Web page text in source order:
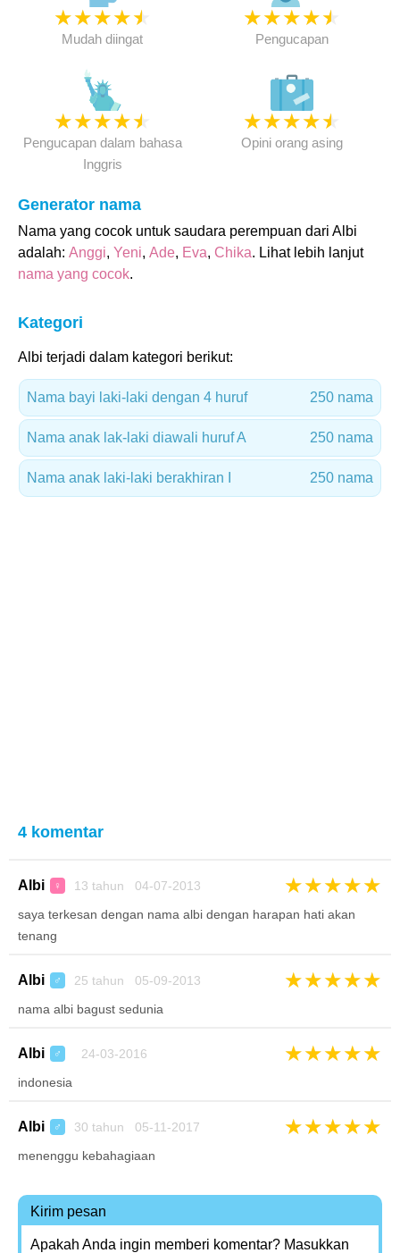
★★★★★
Mudah diingat
★★★★★
Pengucapan
★★★★★
Pengucapan dalam bahasa
Inggris
★★★★★
Opini orang asing
Generator nama
Nama yang cocok untuk saudara perempuan dari Albi
adalah: Anggi, Yeni, Ade, Eva, Chika. Lihat lebih lanjut
nama yang cocok.
Kategori
Albi terjadi dalam kategori berikut:
Nama bayi laki-laki dengan 4 huruf 250 nama
Nama anak lak-laki diawali huruf A 250 nama
Nama anak laki-laki berakhiran I 250 nama
4 komentar
Albi ♀ 13 tahun 04-07-2013 ★★★★★
saya terkesan dengan nama albi dengan harapan hati akan
tenang
Albi ♂ 25 tahun 05-09-2013 ★★★★★
nama albi bagust sedunia
Albi ♂ 24-03-2016 ★★★★★
indonesia
Albi ♂ 30 tahun 05-11-2017 ★★★★★
menenggu kebahagiaan
Kirim pesan
Apakah Anda ingin memberi komentar? Masukkan